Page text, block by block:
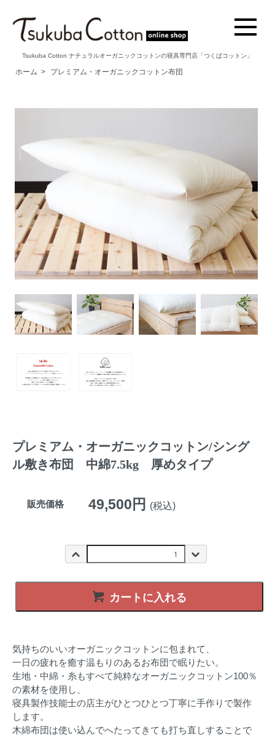
Tsukuba Cotton ナチュラルオーガニックコットンの寝具専門店「つくばコットン」
ホーム > プレミアム・オーガニックコットン布団
プレミアム・オーガニックコットン/シング
ル敷き布団 中綿7.5kg 厚めタイプ
販売価格 49,500円
カートに入れる
気持ちのいいオーガニックコットンに包まれて、
一日の疲れを癒す温もりのあるお布団で眠りたい。
生地・中綿・糸もすべて純粋なオーガニックコットン100％
の素材を使用し、
寝具製作技能士の店主がひとつひとつ丁寧に手作りで製作
します。
木綿布団は使い込んでへたってきても打ち直しすることで